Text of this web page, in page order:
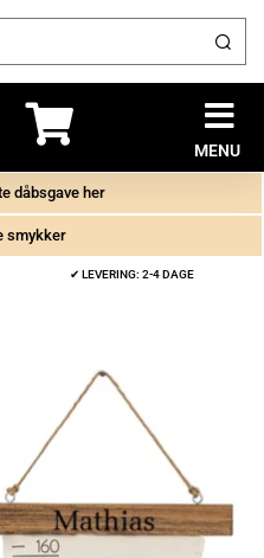
MENU
dåbsgave her
smykker
✔ LEVERING: 2-4 DAGE